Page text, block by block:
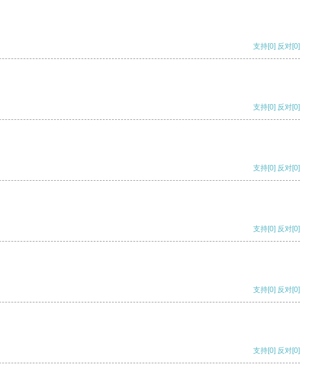
支持[0] 反对[0]
支持[0] 反对[0]
支持[0] 反对[0]
支持[0] 反对[0]
支持[0] 反对[0]
支持[0] 反对[0]